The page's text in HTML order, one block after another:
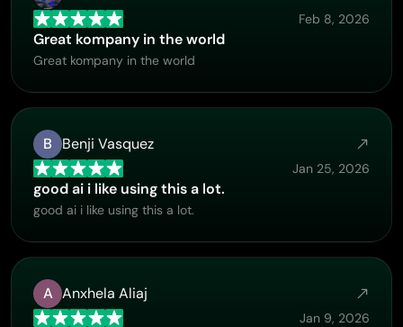
Feb 8, 2026
Great kompany in the world
Great kompany in the world
B Benji Vasquez
Jan 25, 2026
good ai i like using this a lot.
good ai i like using this a lot.
A Anxhela Aliaj
Jan 9, 2026